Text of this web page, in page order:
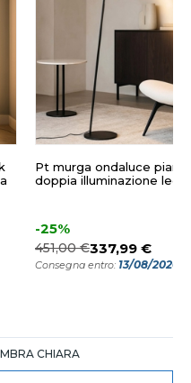
Pt murga ondaluce
doppia illuminazione led
-25%
451,00 €337,99 €
Consegna entro: 13/08/2026
CHIARA